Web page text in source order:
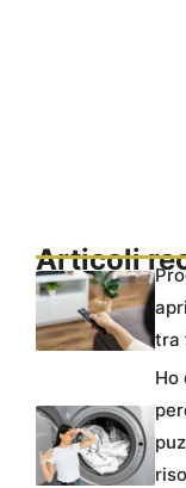
Articoli
tra
Ho